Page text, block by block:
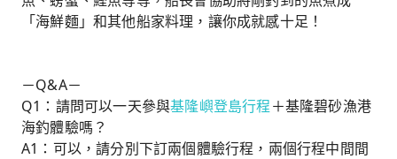
「海鮮麵」和其他船家料理，讓你成就感十足！
－Q&A－
Q1：請問可以一天參與基隆嶼登島行程＋基隆碧砂漁港
海釣體驗嗎？
A1：可以，請分別下訂兩個體驗行程，兩個行程中間間